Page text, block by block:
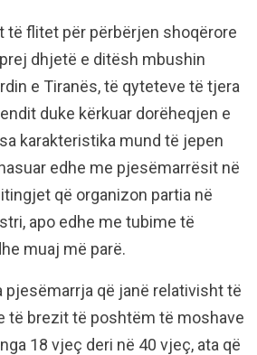
të flitet për përbërjen shoqërore
dhjetë e ditësh mbushin
e Tiranës, të qyteteve të tjera
duke kërkuar dorëheqjen e
karakteristika mund të jepen
edhe me pjesëmarrësit në
që organizon partia në
apo edhe me tubime të
muaj më parë.
pjesëmarrja që janë relativisht të
të brezit të poshtëm të moshave
18 vjeç deri në 40 vjeç, ata që